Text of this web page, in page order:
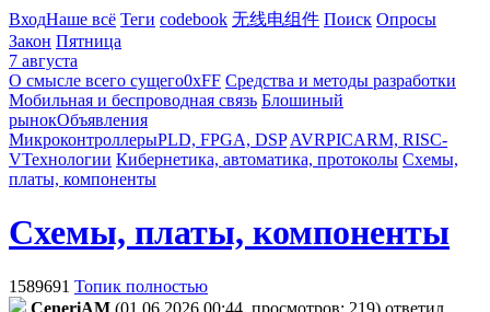
ВходНаше всё Теги codebook 无线电组件 Поиск Опросы
Закон Пятница
7 августа
О смысле всего сущего0xFF Средства и методы разработки
Мобильная и беспроводная связь Блошиный
рынокОбъявления
МикроконтроллерыPLD, FPGA, DSP AVRPICARM, RISC-
VТехнологии Кибернетика, автоматика, протоколы Схемы,
платы, компоненты
Схемы, платы, компоненты
1589691 Топик полностью
CeneriAM (01.06.2026 00:44, просмотров: 219) ответил